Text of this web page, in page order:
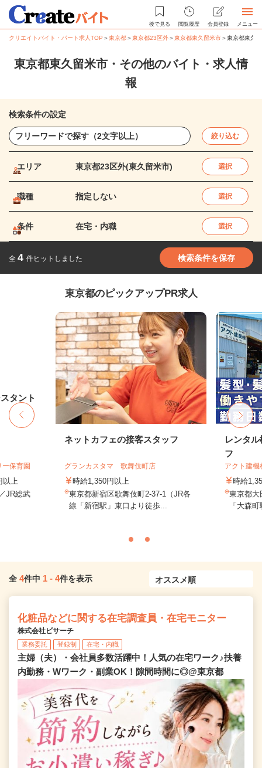
後で見る 閲覧履歴 会員登録 メニュー
クリエイトバイト・パート求人TOP ＞東京都＞東京都23区外＞東京都東久留米市＞東京都東久
東京都東久留米市・その他のバイト・求人情
報
検索条件の設定
絞り込む
エリア 東京都23区外(東久留米市) 選択
職種 指定しない 選択
条件 在宅・内職 選択
全 4 件ヒットしました 検索条件を保存
東京都のピックアップPR求人
タント
保育園
以上
JR総武
ネットカフェの接客スタッフ
グランカスタマ 歌舞伎町店
時給1,350円以上
東京都新宿区歌舞伎町2-37-1（JR各
線「新宿駅」東口より徒歩...
レンタ
フ
アクト建機
時給
東京都大
「大森
全 4件中 1 - 4件を表示
化粧品などに関する在宅調査員・在宅モニター
株式会社ビサーチ
業務委託 登録制 在宅・内職
主婦（夫）・会社員多数活躍中！人気の在宅ワーク♪扶養
内勤務・Wワーク・副業OK！隙間時間に◎@東京都